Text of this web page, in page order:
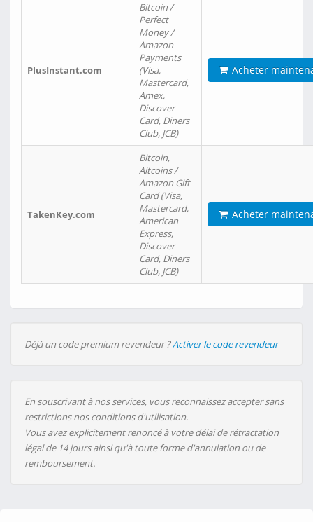
PlusInstant.com
Bitcoin /
Perfect
Money /
Amazon
Payments
(Visa,
Mastercard,
Amex,
Discover
Card, Diners
Club, JCB)
Acheter
TakenKey.com
Bitcoin,
Altcoins /
Amazon Gift
Card (Visa,
Mastercard,
American
Express,
Discover
Card, Diners
Club, JCB)
Acheter
Déjà un code premium revendeur ?Activer le code revendeur
En souscrivant à nos services, vous reconnaissez accepter sans
restrictions nos conditions d'utilisation.
Vous avez explicitement renoncé à votre délai de rétractation
légal de 14 jours ainsi qu'à toute forme d'annulation ou de
remboursement.